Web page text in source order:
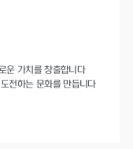
운 가치를 창출합니다
전하는 문화를 만듭니다